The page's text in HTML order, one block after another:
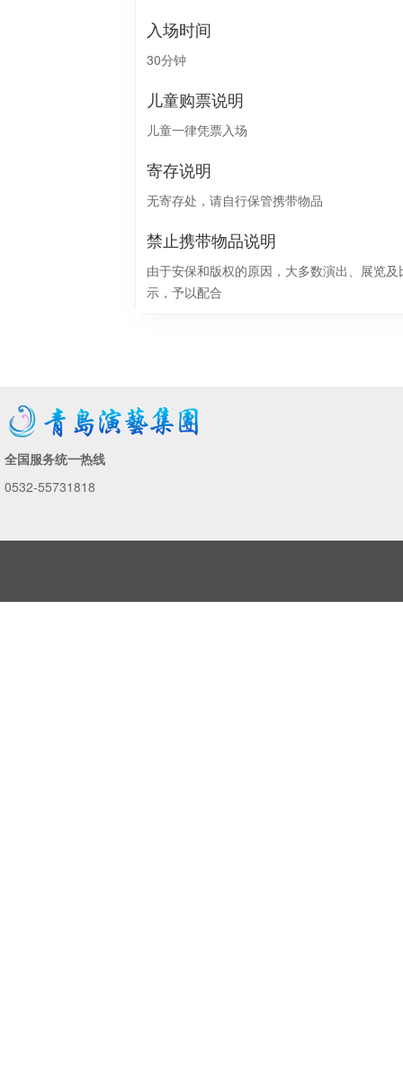
入场时间
30分钟
儿童购票说明
儿童一律凭票入场
寄存说明
无寄存处，请自行保管携带物品
禁止携带物品说明
由于安保和版权的原因，大多数演出、展览
示，予以配合
全国服务统一热线
0532-55731818